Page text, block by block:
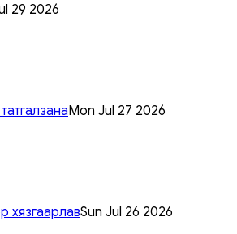
29 2026
Mon Jul 27 2026
хязгаарлавSun Jul 26 2026